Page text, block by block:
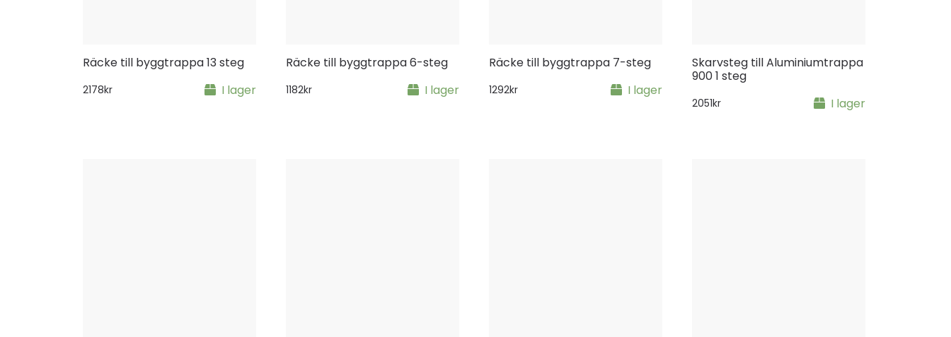
Räcke till byggtrappa 13 steg
I lager
2178kr
Räcke till byggtrappa 6-steg
I lager
1182kr
Räcke till byggtrappa 7-steg
I lager
1292kr
Skarvsteg till Aluminiumtrappa
900 1 steg
I lager
2051kr